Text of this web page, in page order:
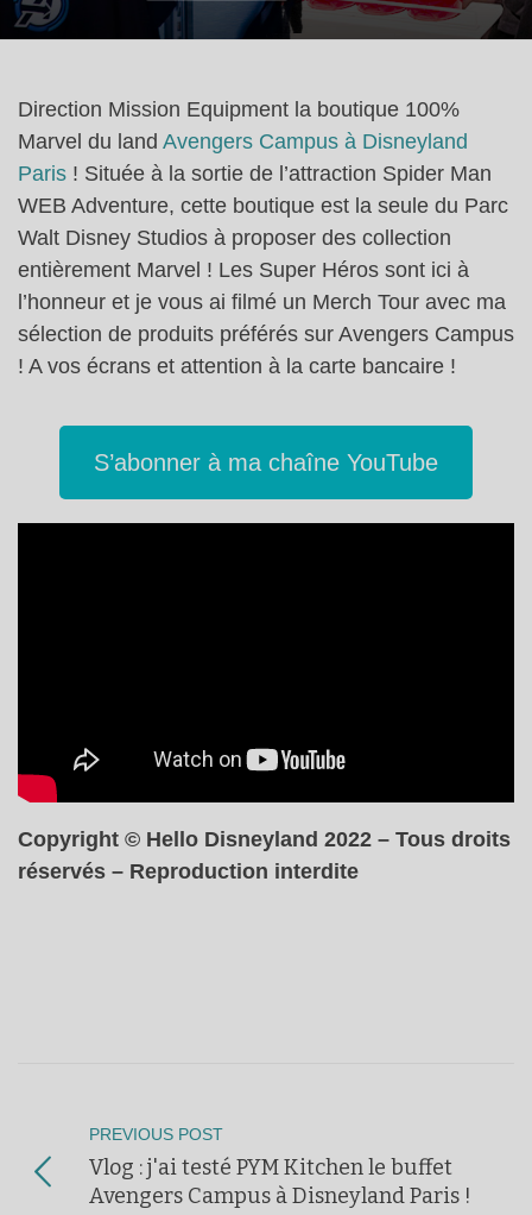
Direction Mission Equipment la boutique 100%
Marvel du land Avengers Campus à Disneyland
Paris ! Située à la sortie de l’attraction Spider Man
WEB Adventure, cette boutique est la seule du Parc
Walt Disney Studios à proposer des collection
entièrement Marvel ! Les Super Héros sont ici à
l’honneur et je vous ai filmé un Merch Tour avec ma
sélection de produits préférés sur Avengers Campus
! A vos écrans et attention à la carte bancaire !
S’abonner à ma chaîne YouTube
Copyright © Hello Disneyland 2022 – Tous droits
réservés – Reproduction interdite
PREVIOUS POST
Vlog : j'ai testé PYM Kitchen le buffet
Avengers Campus à Disneyland Paris !